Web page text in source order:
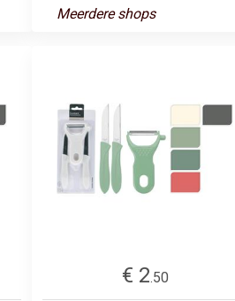
Meerdere shops
€ 2.50